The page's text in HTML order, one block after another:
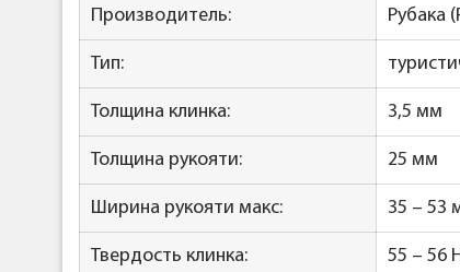
Производитель: Рубака
Тип:
Толщина клинка: 3,5 мм
Толщина рукояти: 25 мм
Ширина рукояти макс: 35 – 53
Твердость клинка: 55 – 56